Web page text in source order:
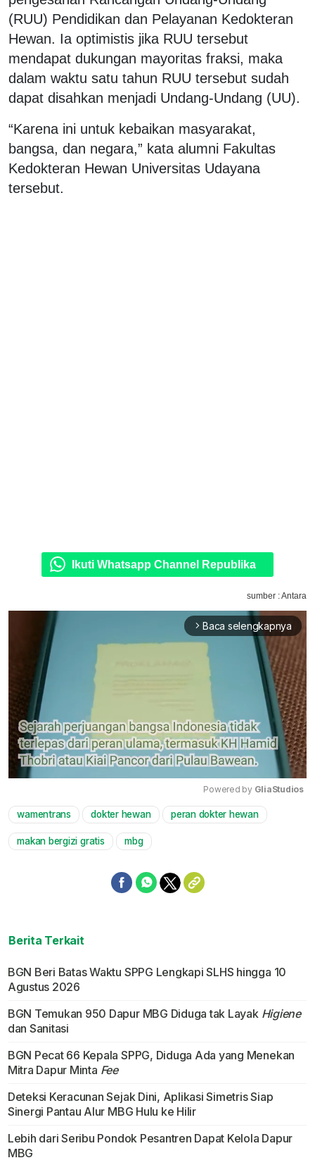
(RUU) Pendidikan dan Pelayanan Kedokteran
Hewan. Ia optimistis jika RUU tersebut
mendapat dukungan mayoritas fraksi, maka
dalam waktu satu tahun RUU tersebut sudah
dapat disahkan menjadi Undang-Undang (UU).
“Karena ini untuk kebaikan masyarakat,
bangsa, dan negara,” kata alumni Fakultas
Kedokteran Hewan Universitas Udayana
tersebut.
Ikuti Whatsapp Channel Republika
sumber : Antara
arrow_forward_ios Baca selengkapnya
Mute
Powered by GliaStudios
wamentrans dokter hewan peran dokter hewan
makan bergizi gratis mbg
Berita Terkait
BGN Beri Batas Waktu SPPG Lengkapi SLHS hingga 10
Agustus 2026
BGN Temukan 950 Dapur MBG Diduga tak Layak Higiene
dan Sanitasi
BGN Pecat 66 Kepala SPPG, Diduga Ada yang Menekan
Mitra Dapur Minta Fee
Deteksi Keracunan Sejak Dini, Aplikasi Simetris Siap
Sinergi Pantau Alur MBG Hulu ke Hilir
Lebih dari Seribu Pondok Pesantren Dapat Kelola Dapur
MBG